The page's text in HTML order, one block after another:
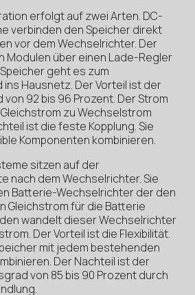
erfolgt auf zwei Arten. DC-
verbinden den Speicher direkt
vor dem Wechselrichter. Der
Modulen über einen Lade-Regler
geht es zum
Hausnetz. Der Vorteil ist der
92 bis 96 Prozent. Der Strom
zu Wechselstrom
ist die feste Kopplung. Sie
Komponenten kombinieren.
sitzen auf der
nach dem Wechselrichter. Sie
Batterie-Wechselrichter der den
Gleichstrom für die Batterie
wandelt dieser Wechselrichter
Der Vorteil ist die Flexibilität.
mit jedem bestehenden
Der Nachteil ist der
von 85 bis 90 Prozent durch